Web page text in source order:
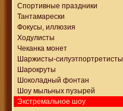
Спортивные праздники
Тантамарески
Фокусы, иллюзия
Ходулисты
Чеканка монет
Шаржисты-силуэтпортретисты
Шарокруты
Шоколадный фонтан
Шоу мыльных пузырей
Экстремальное шоу